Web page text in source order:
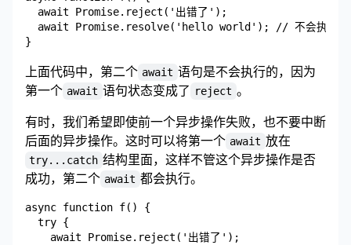
  await Promise.reject('出错了');
  await Promise.resolve('hello world'); // 不会执行
上面代码中，第二个 await 语句是不会执行的，因为
第一个 await 语句状态变成了 reject 。
有时，我们希望即使前一个异步操作失败，也不要中断
后面的异步操作。这时可以将第一个 await 放在
try...catch 结构里面，这样不管这个异步操作是否
成功，第二个 await 都会执行。
async function f() {
  try {
    await Promise.reject('出错了');